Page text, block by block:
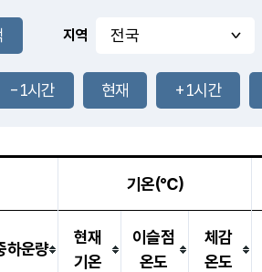
26.3
℃ -mm
지역
-1시간 현재 +1시간
기온(℃)
하운량
현재
기온
이슬점
온도
체감
온도